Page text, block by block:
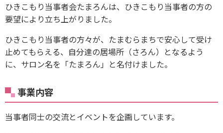
ひきこもり当事者会たまろんは、ひきこもり当事者の方の
要望により立ち上がりました。
ひきこもり当事者の方々が、たまむらまちで安心して受け
止めてもらえる、自分達の居場所（さろん）となるよう
に、サロン名を「たまろん」と名付けました。
事業内容
当事者同士の交流とイベントを企画しています。